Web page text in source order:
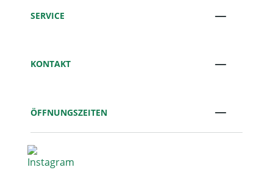
SERVICE
KONTAKT
ÖFFNUNGSZEITEN